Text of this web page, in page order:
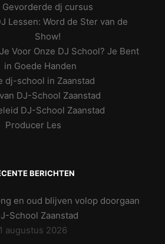
Gevorderde dj cursus
Lessen: Word de Ster van de
Show!
Voor Onze DJ School? Je Bent
in Goede Handen
dj-school in Zaanstad
DJ-School Zaanstad
DJ-School Zaanstad
Producer Les
BERICHTEN
en oud blijven volop doorgaan
School Zaanstad
1 augustus 2026